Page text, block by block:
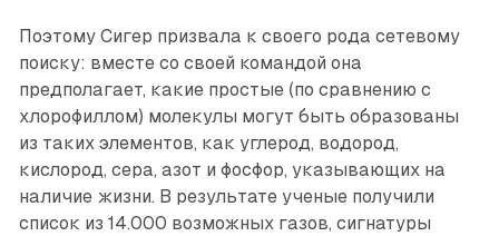
Поэтому Сигер призвала к своего рода сетевому
поиску: вместе со своей командой она
предполагает, какие простые (по сравнению с
хлорофиллом) молекулы могут быть образованы
из таких элементов, как углерод, водород,
кислород, сера, азот и фосфор, указывающих на
наличие жизни. В результате ученые получили
список из 14.000 возможных газов, сигнатуры